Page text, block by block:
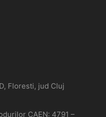
Floresti, jud Cluj
CAEN: 4791 –